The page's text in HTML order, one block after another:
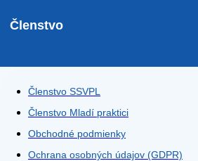
Členstvo
Členstvo SSVPL
Členstvo Mladí praktici
Obchodné podmienky
Ochrana osobných údajov (GDPR)